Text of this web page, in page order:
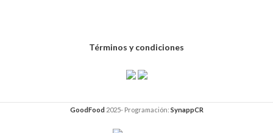
Términos y condiciones
GoodFood 2025- Programación: SynappCR